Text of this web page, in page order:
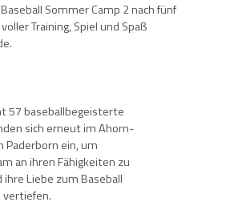
Sommer Camp 2 nach fünf
Training, Spiel und Spaß
57 baseballbegeisterte
sich erneut im Ahorn-
Paderborn ein, um
an ihren Fähigkeiten zu
ihre Liebe zum Baseball